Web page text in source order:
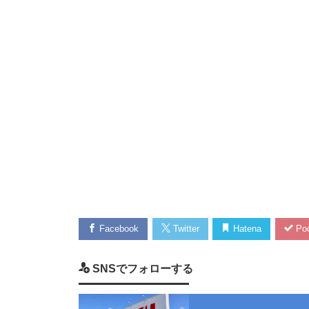
Facebook Twitter Hatena
SNSでフォローする